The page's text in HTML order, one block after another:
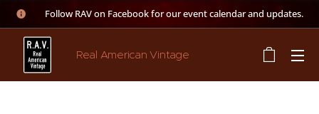
👉 Follow RAV on Facebook for our event calendar and updates.
Real American Vintage